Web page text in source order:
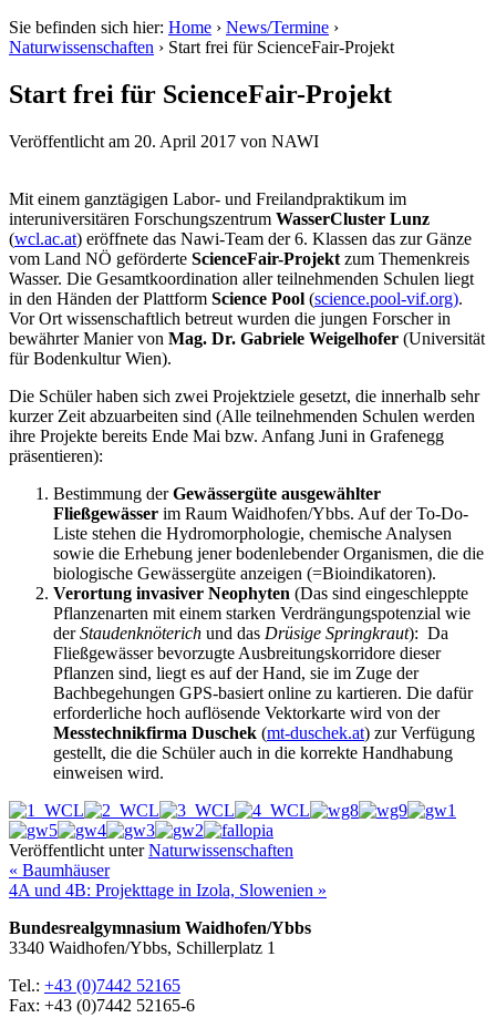
Sie befinden sich hier: Home › News/Termine ›
Naturwissenschaften › Start frei für ScienceFair-Projekt
Start frei für ScienceFair-Projekt
Veröffentlicht am 20. April 2017 von NAWI
Mit einem ganztägigen Labor- und Freilandpraktikum im
interuniversitären Forschungszentrum WasserCluster Lunz
(wcl.ac.at) eröffnete das Nawi-Team der 6. Klassen das zur Gänze
vom Land NÖ geförderte ScienceFair-Projekt zum Themenkreis
Wasser. Die Gesamtkoordination aller teilnehmenden Schulen liegt
in den Händen der Plattform Science Pool (science.pool-vif.org).
Vor Ort wissenschaftlich betreut wurden die jungen Forscher in
bewährter Manier von Mag. Dr. Gabriele Weigelhofer (Universität
für Bodenkultur Wien).
Die Schüler haben sich zwei Projektziele gesetzt, die innerhalb sehr
kurzer Zeit abzuarbeiten sind (Alle teilnehmenden Schulen werden
ihre Projekte bereits Ende Mai bzw. Anfang Juni in Grafenegg
präsentieren):
Bestimmung derGewässergüte ausgewählter
Fließgewässer im Raum Waidhofen/Ybbs. Auf der To-Do-
Liste stehen die Hydromorphologie, chemische Analysen
sowie die Erhebung jener bodenlebender Organismen, die die
biologische Gewässergüte anzeigen (=Bioindikatoren).
Verortung invasiver Neophyten (Das sind eingeschleppte
Pflanzenarten mit einem starken Verdrängungspotenzial wie
derStaudenknöterich und das Drüsige Springkraut): Da
Fließgewässer bevorzugte Ausbreitungskorridore dieser
Pflanzen sind, liegt es auf der Hand, sie im Zuge der
Bachbegehungen GPS-basiert online zu kartieren. Die dafür
erforderliche hoch auflösende Vektorkarte wird von der
Messtechnikfirma Duschek (mt-duschek.at) zur Verfügung
gestellt, die die Schüler auch in die korrekte Handhabung
einweisen wird.
Veröffentlicht unterNaturwissenschaften
« Baumhäuser
4A und 4B: Projekttage in Izola, Slowenien »
Bundesrealgymnasium Waidhofen/Ybbs
3340 Waidhofen/Ybbs, Schillerplatz 1
Tel.: +43 (0)7442 52165
Fax: +43 (0)7442 52165-6